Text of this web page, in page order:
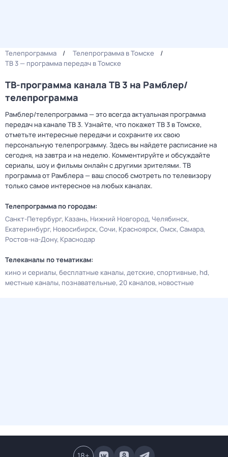
Телепрограмма
Телепрограмма в Томске
ТВ 3 — программа передач в Томске
ТВ-программа канала ТВ 3 на Рамблер/
телепрограмма
Рамблер/телепрограмма — это всегда актуальная программа
передач на канале ТВ 3. Узнайте, что покажет ТВ 3 в Томске,
отметьте интересные передачи и сохраните их свою
персональную телепрограмму. Здесь вы найдете расписание на
сегодня, на завтра и на неделю. Комментируйте и обсуждайте
сериалы, шоу и фильмы онлайн с другими зрителями. ТВ
программа от Рамблера — ваш способ смотреть по телевизору
только самое интересное на любых каналах.
Телепрограмма по городам:
Санкт-Петербург Казань Нижний Новгород Челябинск
Екатеринбург Новосибирск Сочи Красноярск Омск Самара
Ростов-на-Дону Краснодар
Телеканалы по тематикам:
кино и сериалы бесплатные каналы детские спортивные hd
местные каналы познавательные 20 каналов новостные